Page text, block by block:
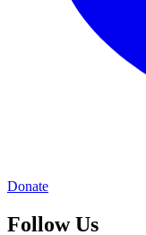
Donate
Follow Us